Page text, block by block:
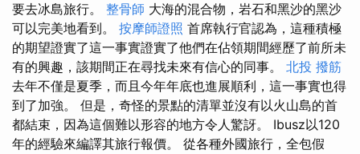
要去冰島旅行。 整骨師 大海的混合物，岩石和黑沙的黑沙
可以完美地看到。 按摩師證照 首席執行官認為，這種積極
的期望證實了這一事實證實了他們在佔領期間經歷了前所未
有的興趣，該期間正在尋找未來有信心的同事。 北投 撥筋
去年不僅是夏季，而且今年年底也進展順利，這一事實也得
到了加強。 但是，奇怪的景點的清單並沒有以火山島的首
都結束，因為這個難以形容的地方令人驚訝。 Ibusz以120
年的經驗來編譯其旅行報價。 從各種外國旅行，全包假